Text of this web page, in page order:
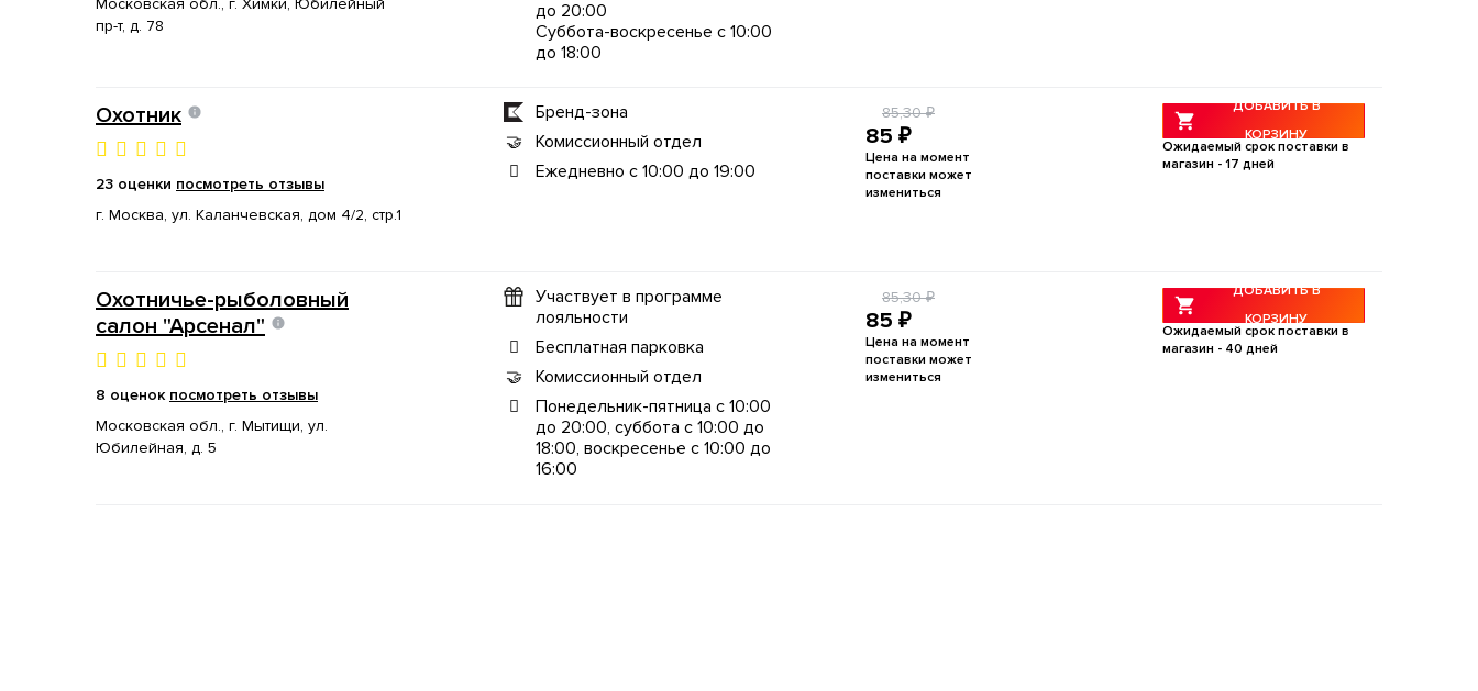
пр-т, д. 78
до 20:00
Суббота-воскресенье с 10:00
до 18:00
Охотник
23 оценки посмотреть отзывы
г. Москва, ул. Каланчевская, дом 4/2, стр.1
Бренд-зона
Комиссионный отдел
Ежедневно с 10:00 до 19:00
85,30 ₽
85 ₽
Цена на момент
поставки может
измениться
ДОБАВИТЬ В
КОРЗИНУ
Ожидаемый срок поставки в
магазин - 17 дней
Охотничье-рыболовный
салон "Арсенал"
8 оценок посмотреть отзывы
Московская обл., г. Мытищи, ул.
Юбилейная, д. 5
Участвует в программе
лояльности
Бесплатная парковка
Комиссионный отдел
Понедельник-пятница с 10:00
до 20:00, суббота с 10:00 до
18:00, воскресенье с 10:00 до
16:00
85,30 ₽
85 ₽
Цена на момент
поставки может
измениться
ДОБАВИТЬ В
КОРЗИНУ
Ожидаемый срок поставки в
магазин - 40 дней